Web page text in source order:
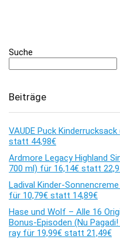
Suche
Beiträge
VAUDE Puck
statt 44,98€
Ardmore Legacy Highland
700 ml) für 16,14€ statt
Ladival Kinder-
für 10,79€ statt 14,89€
Hase und Wolf – Alle 16
Bonus-Episoden (Nu
ray für 19,99€ statt 21,49€